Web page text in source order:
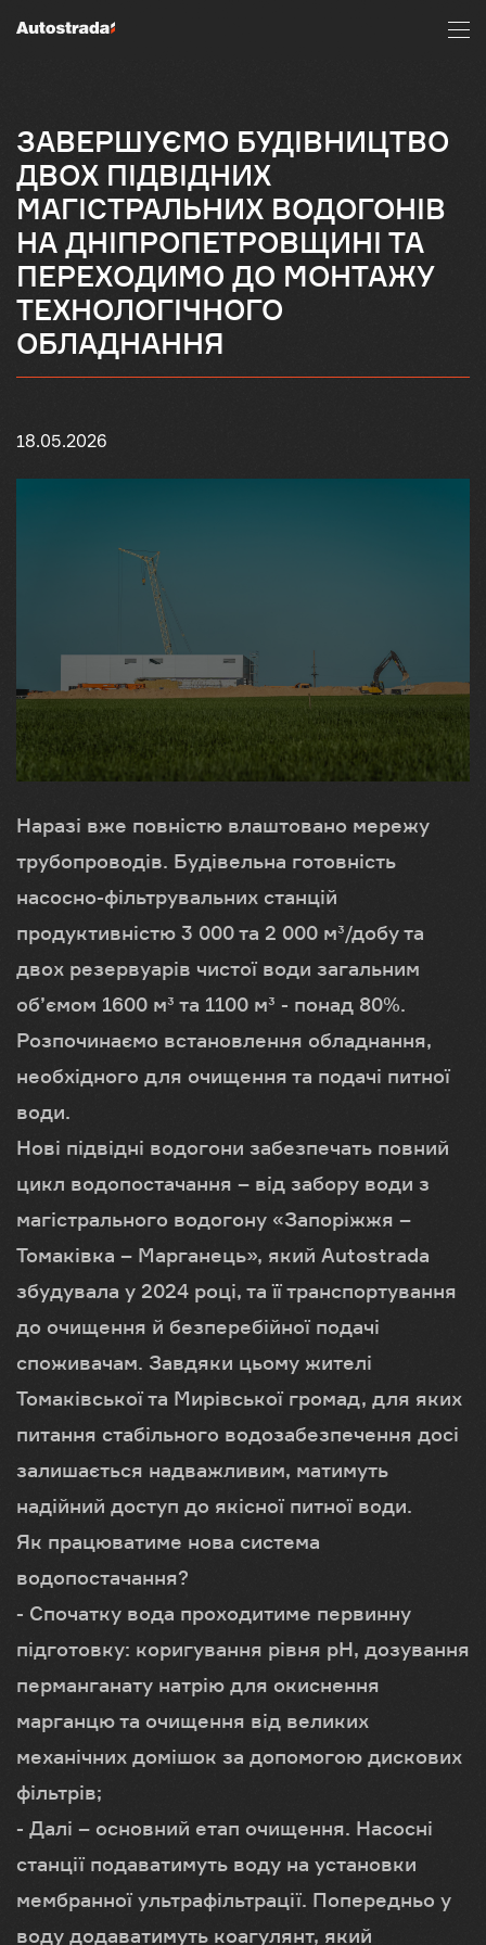
ЗАВЕРШУЄМО БУДІВНИЦТВО
ДВОХ ПІДВІДНИХ
МАГІСТРАЛЬНИХ ВОДОГОНІВ
НА ДНІПРОПЕТРОВЩИНІ ТА
ПЕРЕХОДИМО ДО МОНТАЖУ
ТЕХНОЛОГІЧНОГО
ОБЛАДНАННЯ
18.05.2026
Наразі вже повністю влаштовано мережу
трубопроводів. Будівельна готовність
насосно-фільтрувальних станцій
продуктивністю 3 000 та 2 000 м³/добу та
двох резервуарів чистої води загальним
об’ємом 1600 м³ та 1100 м³ - понад 80%.
Розпочинаємо встановлення обладнання,
необхідного для очищення та подачі питної
води.
Нові підвідні водогони забезпечать повний
цикл водопостачання – від забору води з
магістрального водогону «Запоріжжя –
Томаківка – Марганець», який Autostrada
збудувала у 2024 році, та її транспортування
до очищення й безперебійної подачі
споживачам. Завдяки цьому жителі
Томаківської та Мирівської громад, для яких
питання стабільного водозабезпечення досі
залишається надважливим, матимуть
надійний доступ до якісної питної води.
Як працюватиме нова система
водопостачання?
- Спочатку вода проходитиме первинну
підготовку: коригування рівня pH, дозування
перманганату натрію для окиснення
марганцю та очищення від великих
механічних домішок за допомогою дискових
фільтрів;
- Далі – основний етап очищення. Насосні
станції подаватимуть воду на установки
мембранної ультрафільтрації. Попередньо у
воду додаватимуть коагулянт, який